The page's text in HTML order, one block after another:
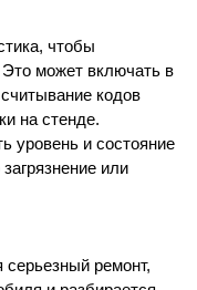
чтобы
Это может включать в
кодов
на стенде.
уровень и состояние
или
серьезный ремонт,